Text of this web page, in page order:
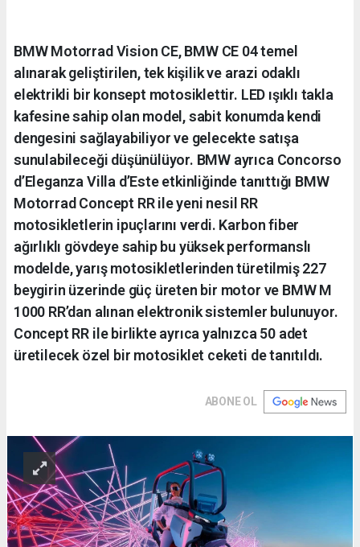
BMW Motorrad Vision CE, BMW CE 04 temel
alınarak geliştirilen, tek kişilik ve arazi odaklı
elektrikli bir konsept motosiklettir. LED ışıklı takla
kafesine sahip olan model, sabit konumda kendi
dengesini sağlayabiliyor ve gelecekte satışa
sunulabileceği düşünülüyor. BMW ayrıca Concorso
d’Eleganza Villa d’Este etkinliğinde tanıttığı BMW
Motorrad Concept RR ile yeni nesil RR
motosikletlerin ipuçlarını verdi. Karbon fiber
ağırlıklı gövdeye sahip bu yüksek performanslı
modelde, yarış motosikletlerinden türetilmiş 227
beygirin üzerinde güç üreten bir motor ve BMW M
1000 RR’dan alınan elektronik sistemler bulunuyor.
Concept RR ile birlikte ayrıca yalnızca 50 adet
üretilecek özel bir motosiklet ceketi de tanıtıldı.
ABONE OL